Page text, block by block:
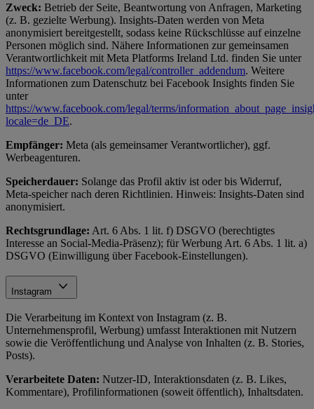
Zweck: Betrieb der Seite, Beantwortung von Anfragen, Marketing
(z. B. gezielte Werbung). Insights-Daten werden von Meta
anonymisiert bereitgestellt, sodass keine Rückschlüsse auf einzelne
Personen möglich sind. Nähere Informationen zur gemeinsamen
Verantwortlichkeit mit Meta Platforms Ireland Ltd. finden Sie unter
https://www.facebook.com/legal/controller_addendum. Weitere
Informationen zum Datenschutz bei Facebook Insights finden Sie
unter
https://www.facebook.com/legal/terms/
locale=de_DE.
Empfänger: Meta (als gemeinsamer Verantwortlicher), ggf.
Werbeagenturen.
Speicherdauer: Solange das Profil aktiv ist oder bis Widerruf,
Meta-speicher nach deren Richtlinien. Hinweis: Insights-Daten sind
anonymisiert.
Rechtsgrundlage: Art. 6 Abs. 1 lit. f) DSGVO (berechtigtes
Interesse an Social-Media-Präsenz); für Werbung Art. 6 Abs. 1 lit. a)
DSGVO (Einwilligung über Facebook-Einstellungen).
Instagram
Die Verarbeitung im Kontext von Instagram (z. B.
Unternehmensprofil, Werbung) umfasst Interaktionen mit Nutzern
sowie die Veröffentlichung und Analyse von Inhalten (z. B. Stories,
Posts).
Verarbeitete Daten: Nutzer-ID, Interaktionsdaten (z. B. Likes,
Kommentare), Profilinformationen (soweit öffentlich), Inhaltsdaten.